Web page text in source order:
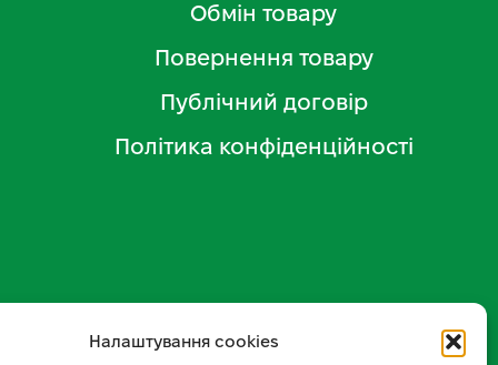
Налаштування cookies
Обмін товару
Повернення товару
Публічний договір
Політика конфіденційності